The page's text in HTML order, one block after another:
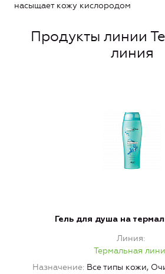
насыщает кожу кислородом
Продукты линии
линия
Гель для душа на
Линия
Термальная
Назначение Все типы кожи,